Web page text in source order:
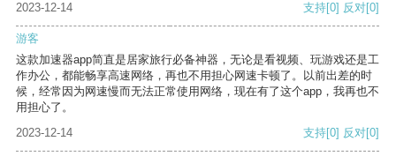
2023-12-14
支持[0] 反对[0]
游客
这款加速器app简直是居家旅行必备神器，无论是看视频、玩游戏还是工
作办公，都能畅享高速网络，再也不用担心网速卡顿了。以前出差的时
候，经常因为网速慢而无法正常使用网络，现在有了这个app，我再也不
用担心了。
2023-12-14
支持[0] 反对[0]